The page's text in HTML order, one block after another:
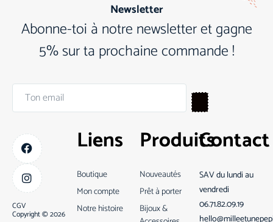
Newsletter
Abonne-toi à notre newsletter et gagne
5% sur ta prochaine commande !
CGV
Copyright © 2026
Liens
Boutique
Mon compte
Notre histoire
Produits
Nouveautés
Prêt à porter
Bijoux &
Contact
SAV du lundi au
vendredi
06.71.82.09.19